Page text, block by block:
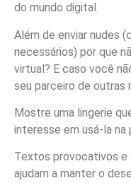
do mundo digital.
Além de enviar nudes
necessários) por que
virtual? E caso você
seu parceiro de outras
Mostre uma lingerie
interesse em usá-la
Textos provocativos e
ajudam a manter o